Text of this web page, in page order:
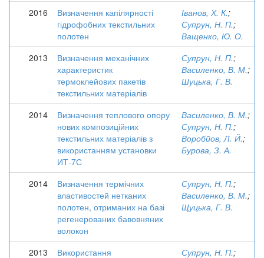
2016
Визначення капілярності
гідрофобних текстильних
полотен
Іванов, Х. К.;
Супрун, Н. П.;
Ващенко, Ю. О.
2013
Визначення механічних
характеристик
термоклейових пакетів
текстильних матеріалів
Супрун, Н. П.;
Василенко, В. М.;
Шуцька, Г. В.
2014
Визначення теплового опору
нових композиційних
текстильних матеріалів з
використанням установки
ИТ-7С
Василенко, В. М.;
Супрун, Н. П.;
Воробйов, Л. Й.;
Бурова, З. А.
2014
Визначення термічних
властивостей нетканих
полотен, отриманих на базі
регенерованих бавовняних
волокон
Супрун, Н. П.;
Василенко, В. М.;
Щуцька, Г. В.
2013
Використання
Супрун, Н. П.;